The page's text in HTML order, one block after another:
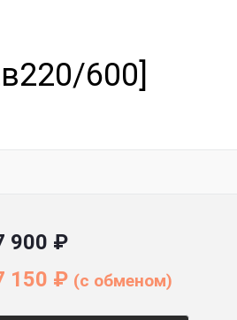
600]
900 ₽
150 ₽ (c обменом)